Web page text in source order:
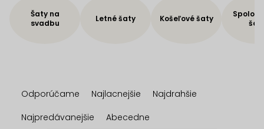
Šaty na
svadbu
Letné šaty Košeľové šaty
a
d
Odporúčame Najlacnejšie
Najdrahšie
Najpredávanejšie
Abecedne